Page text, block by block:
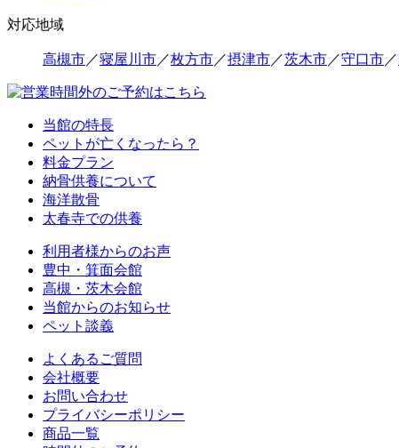
対応地域
高槻市／寝屋川市／枚方市／摂津市／茨木市／守口市／
当館の特長
ペットが亡くなったら？
料金プラン
納骨供養について
海洋散骨
太春寺での供養
利用者様からのお声
豊中・箕面会館
高槻・茨木会館
当館からのお知らせ
ペット談義
よくあるご質問
会社概要
お問い合わせ
プライバシーポリシー
商品一覧